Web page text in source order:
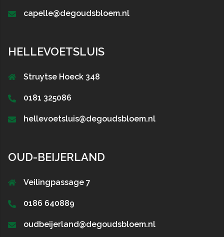
capelle@degoudsbloem.nl
HELLEVOETSLUIS
Struytse Hoeck 348
0181 325086
hellevoetsluis@degoudsbloem.nl
OUD-BEIJERLAND
Veilingpassage 7
0186 640889
oudbeijerland@degoudsbloem.nl